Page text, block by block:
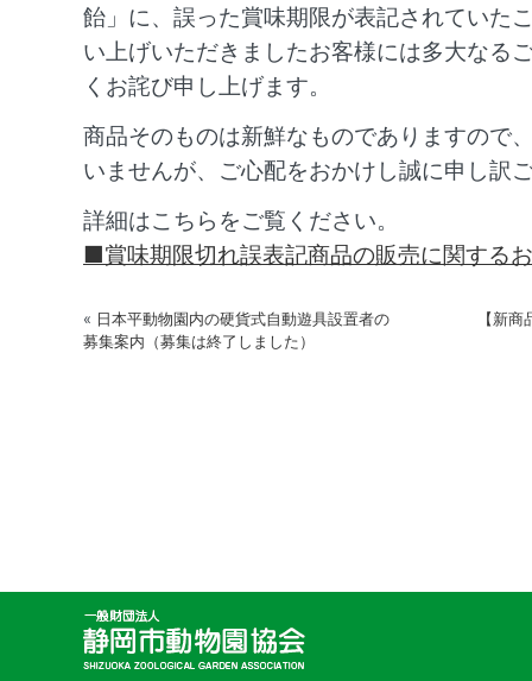
飴」に、誤った賞味期限が表記されていた
い上げいただきましたお客様には多大なる
くお詫び申し上げます。
商品そのものは新鮮なものでありますので
いませんが、ご心配をおかけし誠に申し訳
詳細はこちらをご覧ください。
■賞味期限切れ誤表記商品の販売に関する
« 日本平動物園内の硬貨式自動遊具設置者の
募集案内（募集は終了しました）
【新